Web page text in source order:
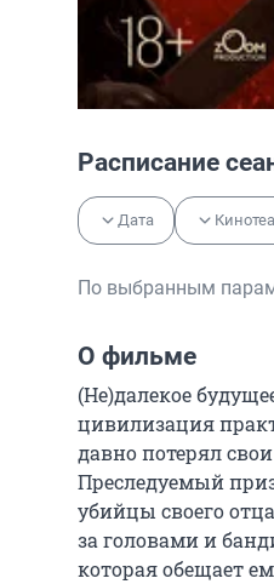
Расписание
Дата
По выбранным
О фильме
(Не)далекое
цивилизация
давно потерял
Преследуемый
убийцы своего
за головами и
которая обещает